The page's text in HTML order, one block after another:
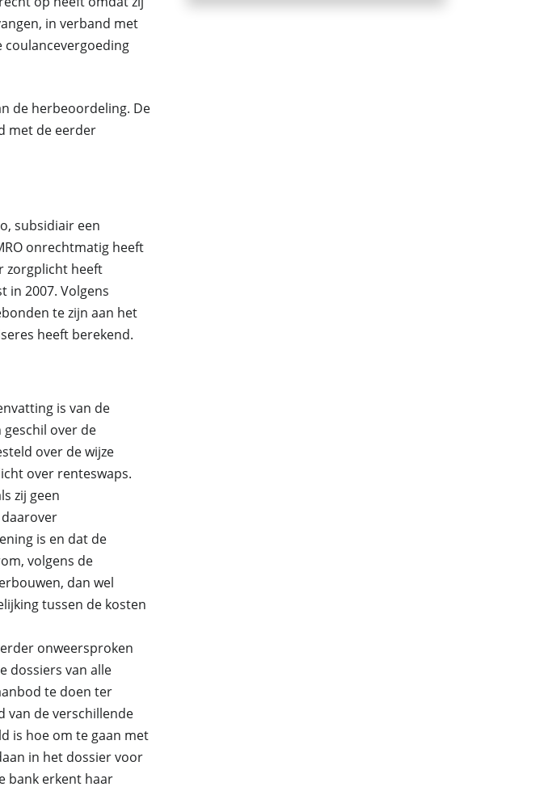
in verband met
coulancevergoeding
de herbeoordeling. De
met de eerder
subsidiair een
onrechtmatig heeft
zorgplicht heeft
in 2007. Volgens
te zijn aan het
heeft berekend.
is van de
over de
over de wijze
over renteswaps.
zij geen
is en dat de
volgens de
dan wel
tussen de kosten
onweersproken
dossiers van alle
te doen ter
van de verschillende
is hoe om te gaan met
in het dossier voor
bank erkent haar